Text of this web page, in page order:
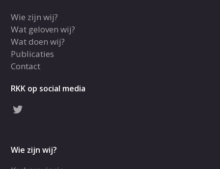
Wie zijn wij?
Wat geloven wij?
Wat doen wij?
Publicaties
Contact
RKK op social media
Wie zijn wij?